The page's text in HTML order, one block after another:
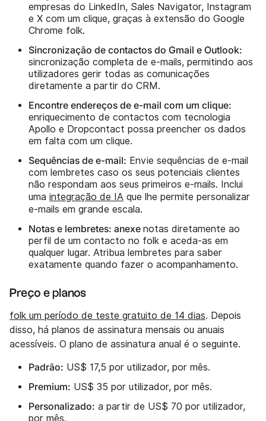
empresas do LinkedIn, Sales Navigator, Instagram
e X com um clique, graças à extensão do Google
Chrome folk.
Sincronização de contactos do Gmail e Outlook:
sincronização completa de e-mails, permitindo aos
utilizadores gerir todas as comunicações
diretamente a partir do CRM.
Encontre endereços de e-mail com um clique:
enriquecimento de contactos com tecnologia
Apollo e Dropcontact possa preencher os dados
em falta com um clique.
Sequências de e-mail: Envie sequências de e-mail
com lembretes caso os seus potenciais clientes
não respondam aos seus primeiros e-mails. Inclui
uma integração de IA que lhe permite personalizar
e-mails em grande escala.
Notas e lembretes: anexe notas diretamente ao
perfil de um contacto no folk e aceda-as em
qualquer lugar. Atribua lembretes para saber
exatamente quando fazer o acompanhamento.
Preço e planos
folk um período de teste gratuito de 14 dias. Depois
disso, há planos de assinatura mensais ou anuais
acessíveis. O plano de assinatura anual é o seguinte.
Padrão: US$ 17,5 por utilizador, por mês.
Premium: US$ 35 por utilizador, por mês.
Personalizado: a partir de US$ 70 por utilizador,
por mês.